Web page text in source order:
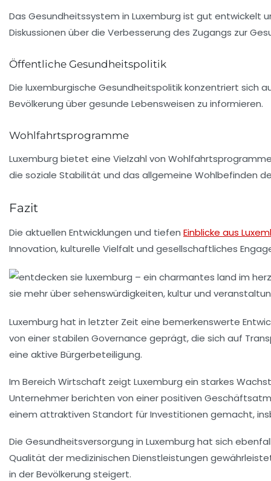
Das Gesundheitssystem in Luxemburg ist gut entwickelt
Diskussionen über die Verbesserung des Zugangs zur
Öffentliche Gesundheitspolitik
Die luxemburgische Gesundheitspolitikkonzentriert sich
Bevölkerung über gesunde Lebensweisen zu informieren.
Wohlfahrtsprogramme
Luxemburg bietet eine Vielzahl von
die soziale Stabilität und das allgemeine Wohlbefinden
Fazit
Die aktuellen Entwicklungen und tiefen Einblicke aus
Innovation, kulturelle Vielfalt und gesellschaftliches
Luxemburg hat in letzter Zeit eine bemerkenswerte
von einer stabilen Governance geprägt, die sich auf
eine aktive Bürgerbeteiligung.
Im Bereich Wirtschaft zeigt Luxemburg ein starkes
Unternehmer berichten von einer positiven
einem attraktiven Standort für Investitionen gemacht,
Die Gesundheitsversorgung in Luxemburg hat sich
Qualität der medizinischen Dienstleistungen
in der Bevölkerung steigert.